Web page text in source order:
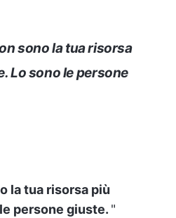
sono la tua risorsa
Lo sono le persone
la tua risorsa più
persone giuste. "